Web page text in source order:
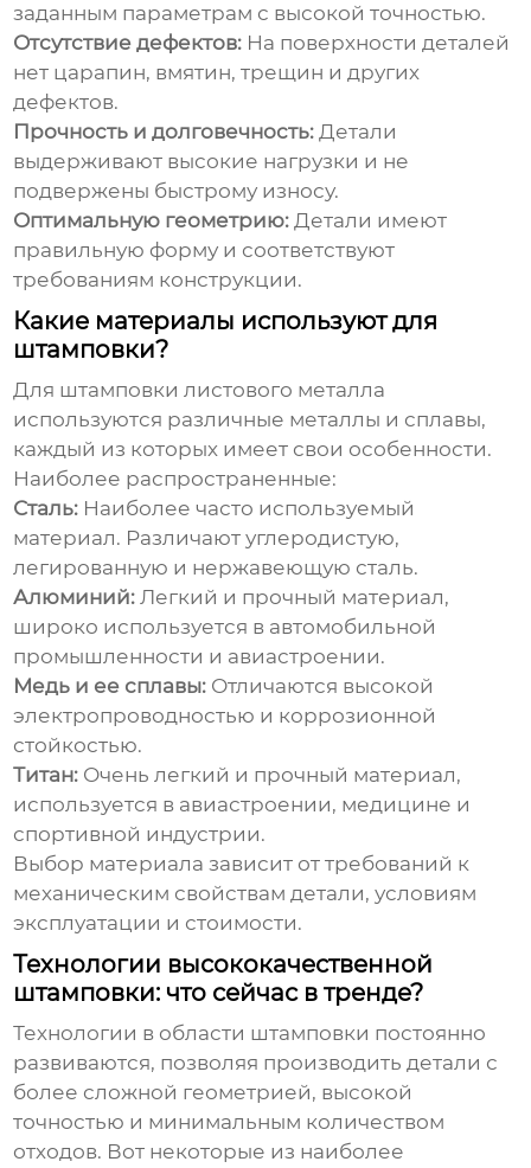
заданным параметрам с высокой точностью.
Отсутствие дефектов: На поверхности деталей
нет царапин, вмятин, трещин и других
дефектов.
Прочность и долговечность: Детали
выдерживают высокие нагрузки и не
подвержены быстрому износу.
Оптимальную геометрию: Детали имеют
правильную форму и соответствуют
требованиям конструкции.
Какие материалы используют для
штамповки?
Для штамповки листового металла
используются различные металлы и сплавы,
каждый из которых имеет свои особенности.
Наиболее распространенные:
Сталь: Наиболее часто используемый
материал. Различают углеродистую,
легированную и нержавеющую сталь.
Алюминий: Легкий и прочный материал,
широко используется в автомобильной
промышленности и авиастроении.
Медь и ее сплавы: Отличаются высокой
электропроводностью и коррозионной
стойкостью.
Титан: Очень легкий и прочный материал,
используется в авиастроении, медицине и
спортивной индустрии.
Выбор материала зависит от требований к
механическим свойствам детали, условиям
эксплуатации и стоимости.
Технологии высококачественной
штамповки: что сейчас в тренде?
Технологии в области штамповки постоянно
развиваются, позволяя производить детали с
более сложной геометрией, высокой
точностью и минимальным количеством
отходов. Вот некоторые из наиболее